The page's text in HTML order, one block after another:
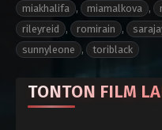
miakhalifa , miamalkova ,
rileyreid
, romirain ,
sunnyleone
, toriblack
TONTON FILM